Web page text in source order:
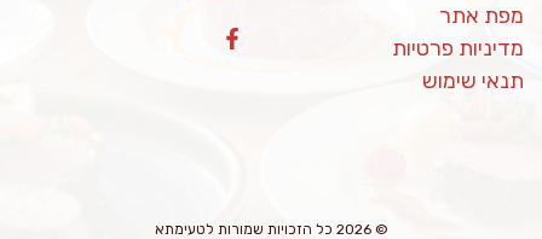
מפת אתר
מדיניות פרטיות
תנאי שימוש
© 2026 כל הזכויות שמורות לטעימתא